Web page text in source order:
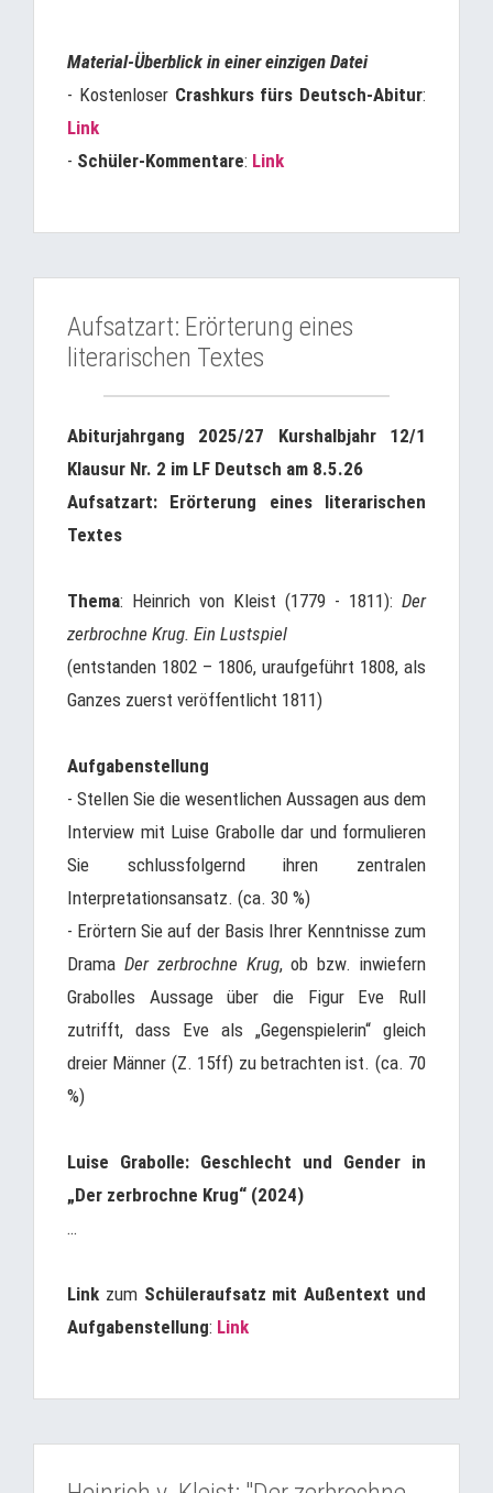
Material-Überblick in einer einzigen Datei
- Kostenloser Crashkurs fürs Deutsch-Abitur:
Link
- Schüler-Kommentare: Link
Aufsatzart: Erörterung eines
literarischen Textes
Abiturjahrgang 2025/27 Kurshalbjahr 12/1
Klausur Nr. 2 im LF Deutsch am 8.5.26
Aufsatzart: Erörterung eines literarischen
Textes
Thema: Heinrich von Kleist (1779 - 1811): Der
zerbrochne Krug. Ein Lustspiel
(entstanden 1802 – 1806, uraufgeführt 1808, als
Ganzes zuerst veröffentlicht 1811)
Aufgabenstellung
- Stellen Sie die wesentlichen Aussagen aus dem
Interview mit Luise Grabolle dar und formulieren
Sie schlussfolgernd ihren zentralen
Interpretationsansatz. (ca. 30 %)
- Erörtern Sie auf der Basis Ihrer Kenntnisse zum
Drama Der zerbrochne Krug, ob bzw. inwiefern
Grabolles Aussage über die Figur Eve Rull
zutrifft, dass Eve als „Gegenspielerin“ gleich
dreier Männer (Z. 15ff) zu betrachten ist. (ca. 70
%)
Luise Grabolle: Geschlecht und Gender in
„Der zerbrochne Krug“ (2024)
…
Link zum Schüleraufsatz mit Außentext und
Aufgabenstellung: Link